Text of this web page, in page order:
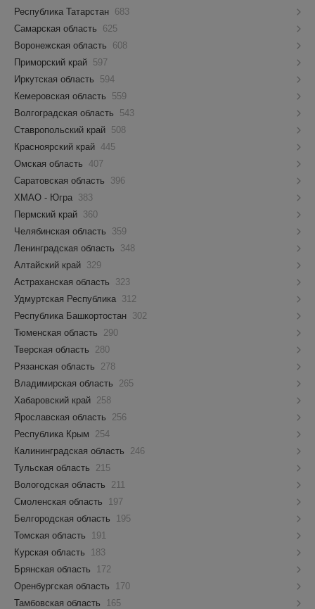
Республика Татарстан 683
Самарская область
625
Воронежская область
608
Приморский край 597
Иркутская область
594
Кемеровская область
559
Волгоградская область
543
Ставропольский край 508
Красноярский край 445
Омская область 407
Саратовская область
396
ХМАО - Югра 383
Пермский край 360
Челябинская область
359
Ленинградская область
348
Алтайский край 329
Астраханская область
323
Удмуртская Республика 312
Республика Башкортостан 302
Тюменская область
290
Тверская область
280
Рязанская область
278
Владимирская область
265
Хабаровский край 258
Ярославская область
256
Республика Крым
254
Калининградская область
246
Тульская область
215
Вологодская область
211
Смоленская область
197
Белгородская область
195
Томская область
191
Курская область
183
Брянская область
172
Оренбургская область
170
Тамбовская область
165